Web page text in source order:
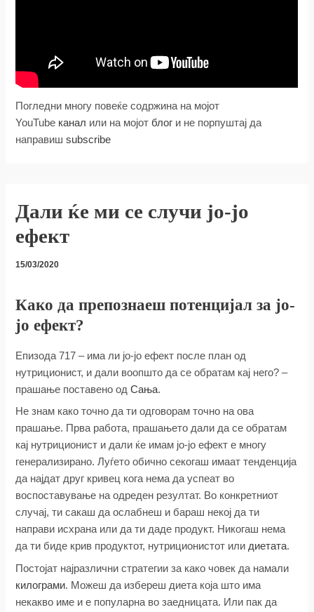
Погледни многу повеќе содржина на мојот
YouTube канал или на мојот блог и не порпуштај да
направишsubscribe
Дали ќе ми се случи јо-јо
ефект
15/03/2020
Како да препознаеш потенцијал за јо-
јо ефект?
Епизода 717 – има ли јо-јо ефект после план од
нутриционист, и дали воопшто да се обратам кај него? –
прашање поставено одСања.
Не знам како точно да ти одговорам точно на ова
прашање. Прва работа, прашањето дали да се обратам
кај нутриционист и дали ќе имам јо-јо ефект е многу
генерализирано. Луѓето обично секогаш имаат тенденција
да најдат друг кривец кога нема да успеат во
воспоставување на одреден резултат. Во конкретниот
случај, ти сакаш да ослабнеш и бараш некој да ти
направи исхрана или да ти даде продукт. Никогаш нема
да ти биде крив продуктот, нутриционистот илидиетата.
Постојат најразлични стратегии за како човек да намали
килограми. Можеш да избереш диета која што има
некакво име и е популарна во заедницата. Или пак да